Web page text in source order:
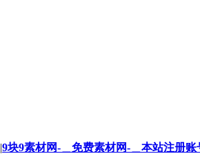
|9块9素材网-＿免费素材网-＿本站注册账